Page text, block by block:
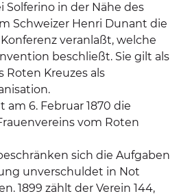
Solferino in der Nähe des
Schweizer Henri Dunant die
veranlaßt, welche
beschließt. Sie gilt als
Kreuzes als
am 6. Februar 1870 die
vom Roten
sich die Aufgaben
unverschuldet in Not
1899 zählt der Verein 144,